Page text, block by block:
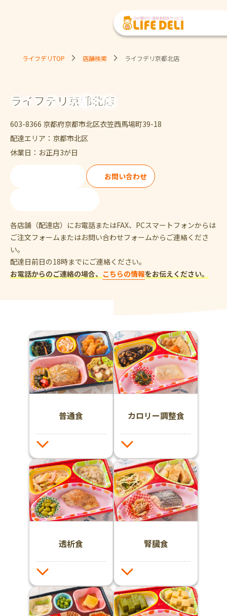
ライフデリTOP 店舗検索 ライフデリ京都北店
ライフデリ京都北店
603-8366 京都府京都市北区衣笠西馬場町39-18
配達エリア：京都市北区
休業日：お正月3が日
お問い合わせ
各店舗（配達店）にお電話またはFAX、PCスマートフォンからは
ご注文フォームまたはお問い合わせフォームからご連絡くださ
い。
配達日前日の18時までにご連絡ください。
お電話からのご連絡の場合、 こちらの情報をお伝えください。
普通食 カロリー調整食
透析食 腎臓食